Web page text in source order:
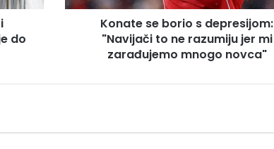
do
razumiju
zarađujemo
novca"
Konate se borio s depresijom:
"Navijači to ne razumiju jer mi
zarađujemo mnogo novca"